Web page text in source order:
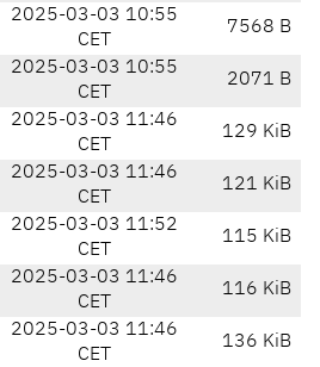
2025-03-03 10:55
CET
7568 B
2025-03-03 10:55
CET
2071 B
2025-03-03 11:46
CET
129 KiB
2025-03-03 11:46
CET
121 KiB
2025-03-03 11:52
CET
115 KiB
2025-03-03 11:46
CET
116 KiB
2025-03-03 11:46
CET
136 KiB